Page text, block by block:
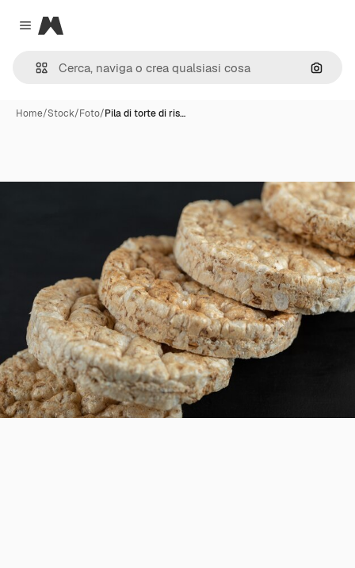
Close menu
Magnific
Cerca
Home/Stock/Foto/Pila di torte di ris…